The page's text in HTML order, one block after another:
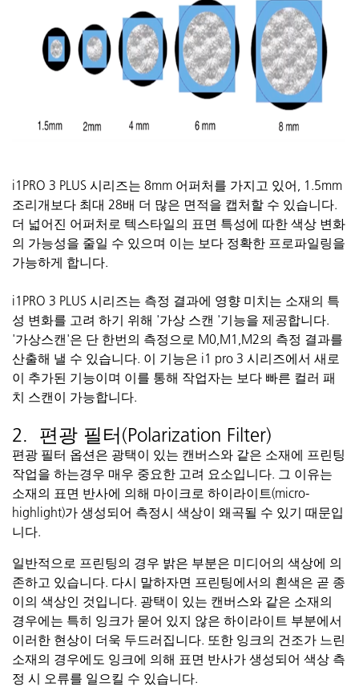
i1PRO 3 PLUS 시리즈는 8mm 어퍼처를 가지고 있어, 1.5mm
조리개보다 최대 28배 더 많은 면적을 캡처할 수 있습니다.
더 넓어진 어퍼처로 텍스타일의 표면 특성에 따한 색상 변화
의 가능성을 줄일 수 있으며 이는 보다 정확한 프로파일링을
가능하게 합니다.
i1PRO 3 PLUS 시리즈는 측정 결과에 영향 미치는 소재의 특
성 변화를 고려 하기 위해 '가상 스캔 '기능을 제공합니다.
'가상스캔'은 단 한번의 측정으로 M0,M1,M2의 측정 결과를
산출해 낼 수 있습니다. 이 기능은 i1 pro 3 시리즈에서 새로
이 추가된 기능이며 이를 통해 작업자는 보다 빠른 컬러 패
치 스캔이 가능합니다.
2. 편광 필터(Polarization Filter)
편광 필터 옵션은 광택이 있는 캔버스와 같은 소재에 프린팅
작업을 하는경우 매우 중요한 고려 요소입니다. 그 이유는
소재의 표면 반사에 의해 마이크로 하이라이트(micro-
highlight)가 생성되어 측정시 색상이 왜곡될 수 있기 때문입
니다.
일반적으로 프린팅의 경우 밝은 부분은 미디어의 색상에 의
존하고 있습니다. 다시 말하자면 프린팅에서의 흰색은 곧 종
이의 색상인 것입니다. 광택이 있는 캔버스와 같은 소재의
경우에는 특히 잉크가 묻어 있지 않은 하이라이트 부분에서
이러한 현상이 더욱 두드러집니다. 또한 잉크의 건조가 느린
소재의 경우에도 잉크에 의해 표면 반사가 생성되어 색상 측
정 시 오류를 일으킬 수 있습니다.